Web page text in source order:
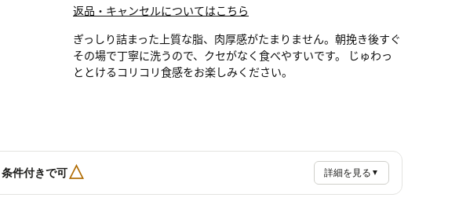
返品・キャンセルについてはこちら
ぎっしり詰まった上質な脂、肉厚感がたまりません。朝挽き後すぐ
その場で丁寧に洗うので、クセがなく食べやすいです。 じゅわっ
ととけるコリコリ食感をお楽しみください。
条件付きで可△ 詳細を見る ▼